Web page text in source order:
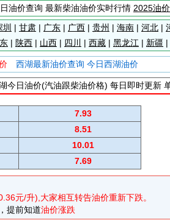
油价查询 最新柴油油价实时行情 2025油
圳 | 甘肃 | 广东 | 广西 | 贵州 | 海南 | 河北 |
| 陕西 | 山西 | 四川 | 西藏 | 黑龙江 | 新疆 |
西湖最新油价查询 今日西湖油价
今日油价(汽油跟柴油价格) 每日即时更新
7.93
8.51
10.01
7.69
元/升),大家相互转告油价重新下跌。
提前知道油价涨跌